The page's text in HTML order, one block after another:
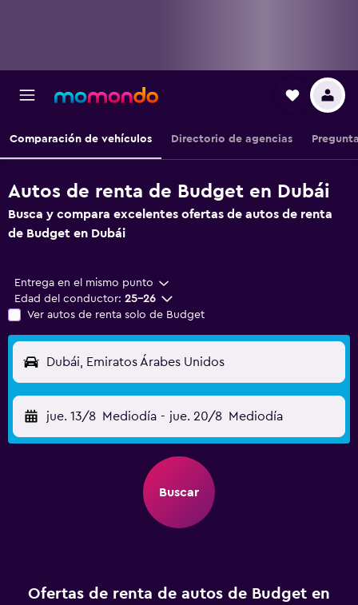
Comparación de vehículos Directorio de agencias
Autos de renta de Budget en Dubái
Busca y compara excelentes ofertas de autos de renta
de Budget en Dubái
Entrega en el mismo punto
Edad del conductor: 25-26
Ver autos de renta solo de Budget
Dubái, Emiratos Árabes Unidos
jue. 13/8 Mediodía - jue. 20/8 Mediodía
Buscar
Ofertas de renta de autos de Budget en